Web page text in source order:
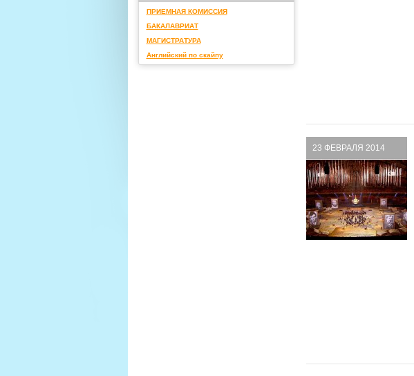
ПРИЕМНАЯ КОМИССИЯ
БАКАЛАВРИАТ
МАГИСТРАТУРА
Английский по скайпу
23 ФЕВРАЛЯ 2014